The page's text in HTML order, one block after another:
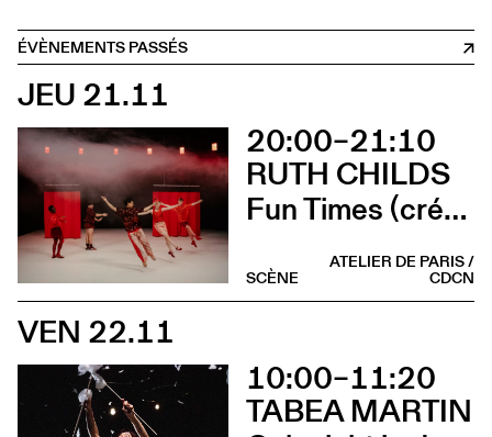
ÉVÈNEMENTS PASSÉS
JEU 21.11
20:00–21:10
RUTH CHILDS
Fun Times (création)
ATELIER DE PARIS /
CDCN
SCÈNE
VEN 22.11
10:00–11:20
TABEA MARTIN